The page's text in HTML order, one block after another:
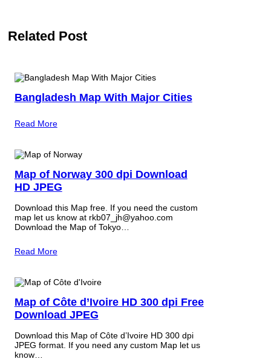
Related Post
Bangladesh Map With Major Cities
Read More
Map of Norway 300 dpi Download
HD JPEG
Download this Map free. If you need the custom
map let us know at rkb07_jh@yahoo.com
Download the Map of Tokyo…
Read More
Map of Côte d’Ivoire HD 300 dpi Free
Download JPEG
Download this Map of Côte d’Ivoire HD 300 dpi
JPEG format. If you need any custom Map let us
know…